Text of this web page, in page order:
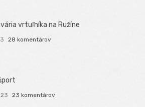
vrtuľníka na Ružíne
28 komentárov
23 komentárov